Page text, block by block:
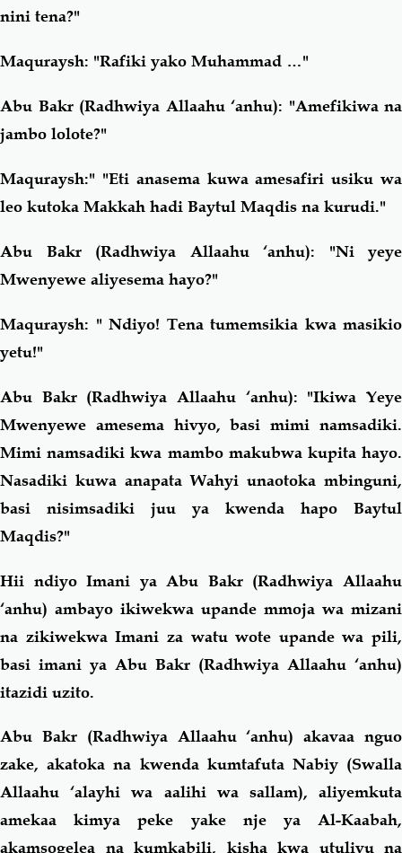
nini tena?"
Maquraysh: "Rafiki yako Muhammad …"
Abu Bakr (Radhwiya Allaahu ‘anhu): "Amefikiwa na
jambo lolote?"
Maquraysh:" "Eti anasema kuwa amesafiri usiku wa
leo kutoka Makkah hadi Baytul Maqdis na kurudi."
Abu Bakr (Radhwiya Allaahu ‘anhu): "Ni yeye
Mwenyewe aliyesema hayo?"
Maquraysh: " Ndiyo! Tena tumemsikia kwa masikio
yetu!"
Abu Bakr (Radhwiya Allaahu ‘anhu): "Ikiwa Yeye
Mwenyewe amesema hivyo, basi mimi namsadiki.
Mimi namsadiki kwa mambo makubwa kupita hayo.
Nasadiki kuwa anapata Wahyi unaotoka mbinguni,
basi nisimsadiki juu ya kwenda hapo Baytul
Maqdis?"
Hii ndiyo Imani ya Abu Bakr (Radhwiya Allaahu
‘anhu) ambayo ikiwekwa upande mmoja wa mizani
na zikiwekwa Imani za watu wote upande wa pili,
basi imani ya Abu Bakr (Radhwiya Allaahu ‘anhu)
itazidi uzito.
Abu Bakr (Radhwiya Allaahu ‘anhu) akavaa nguo
zake, akatoka na kwenda kumtafuta Nabiy (Swalla
Allaahu ‘alayhi wa aalihi wa sallam), aliyemkuta
amekaa kimya peke yake nje ya Al-Kaabah,
akamsogelea na kumkabili, kisha kwa utulivu na